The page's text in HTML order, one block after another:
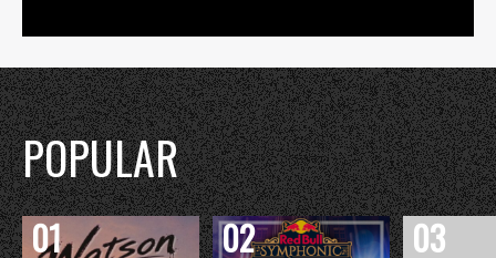
POPULAR